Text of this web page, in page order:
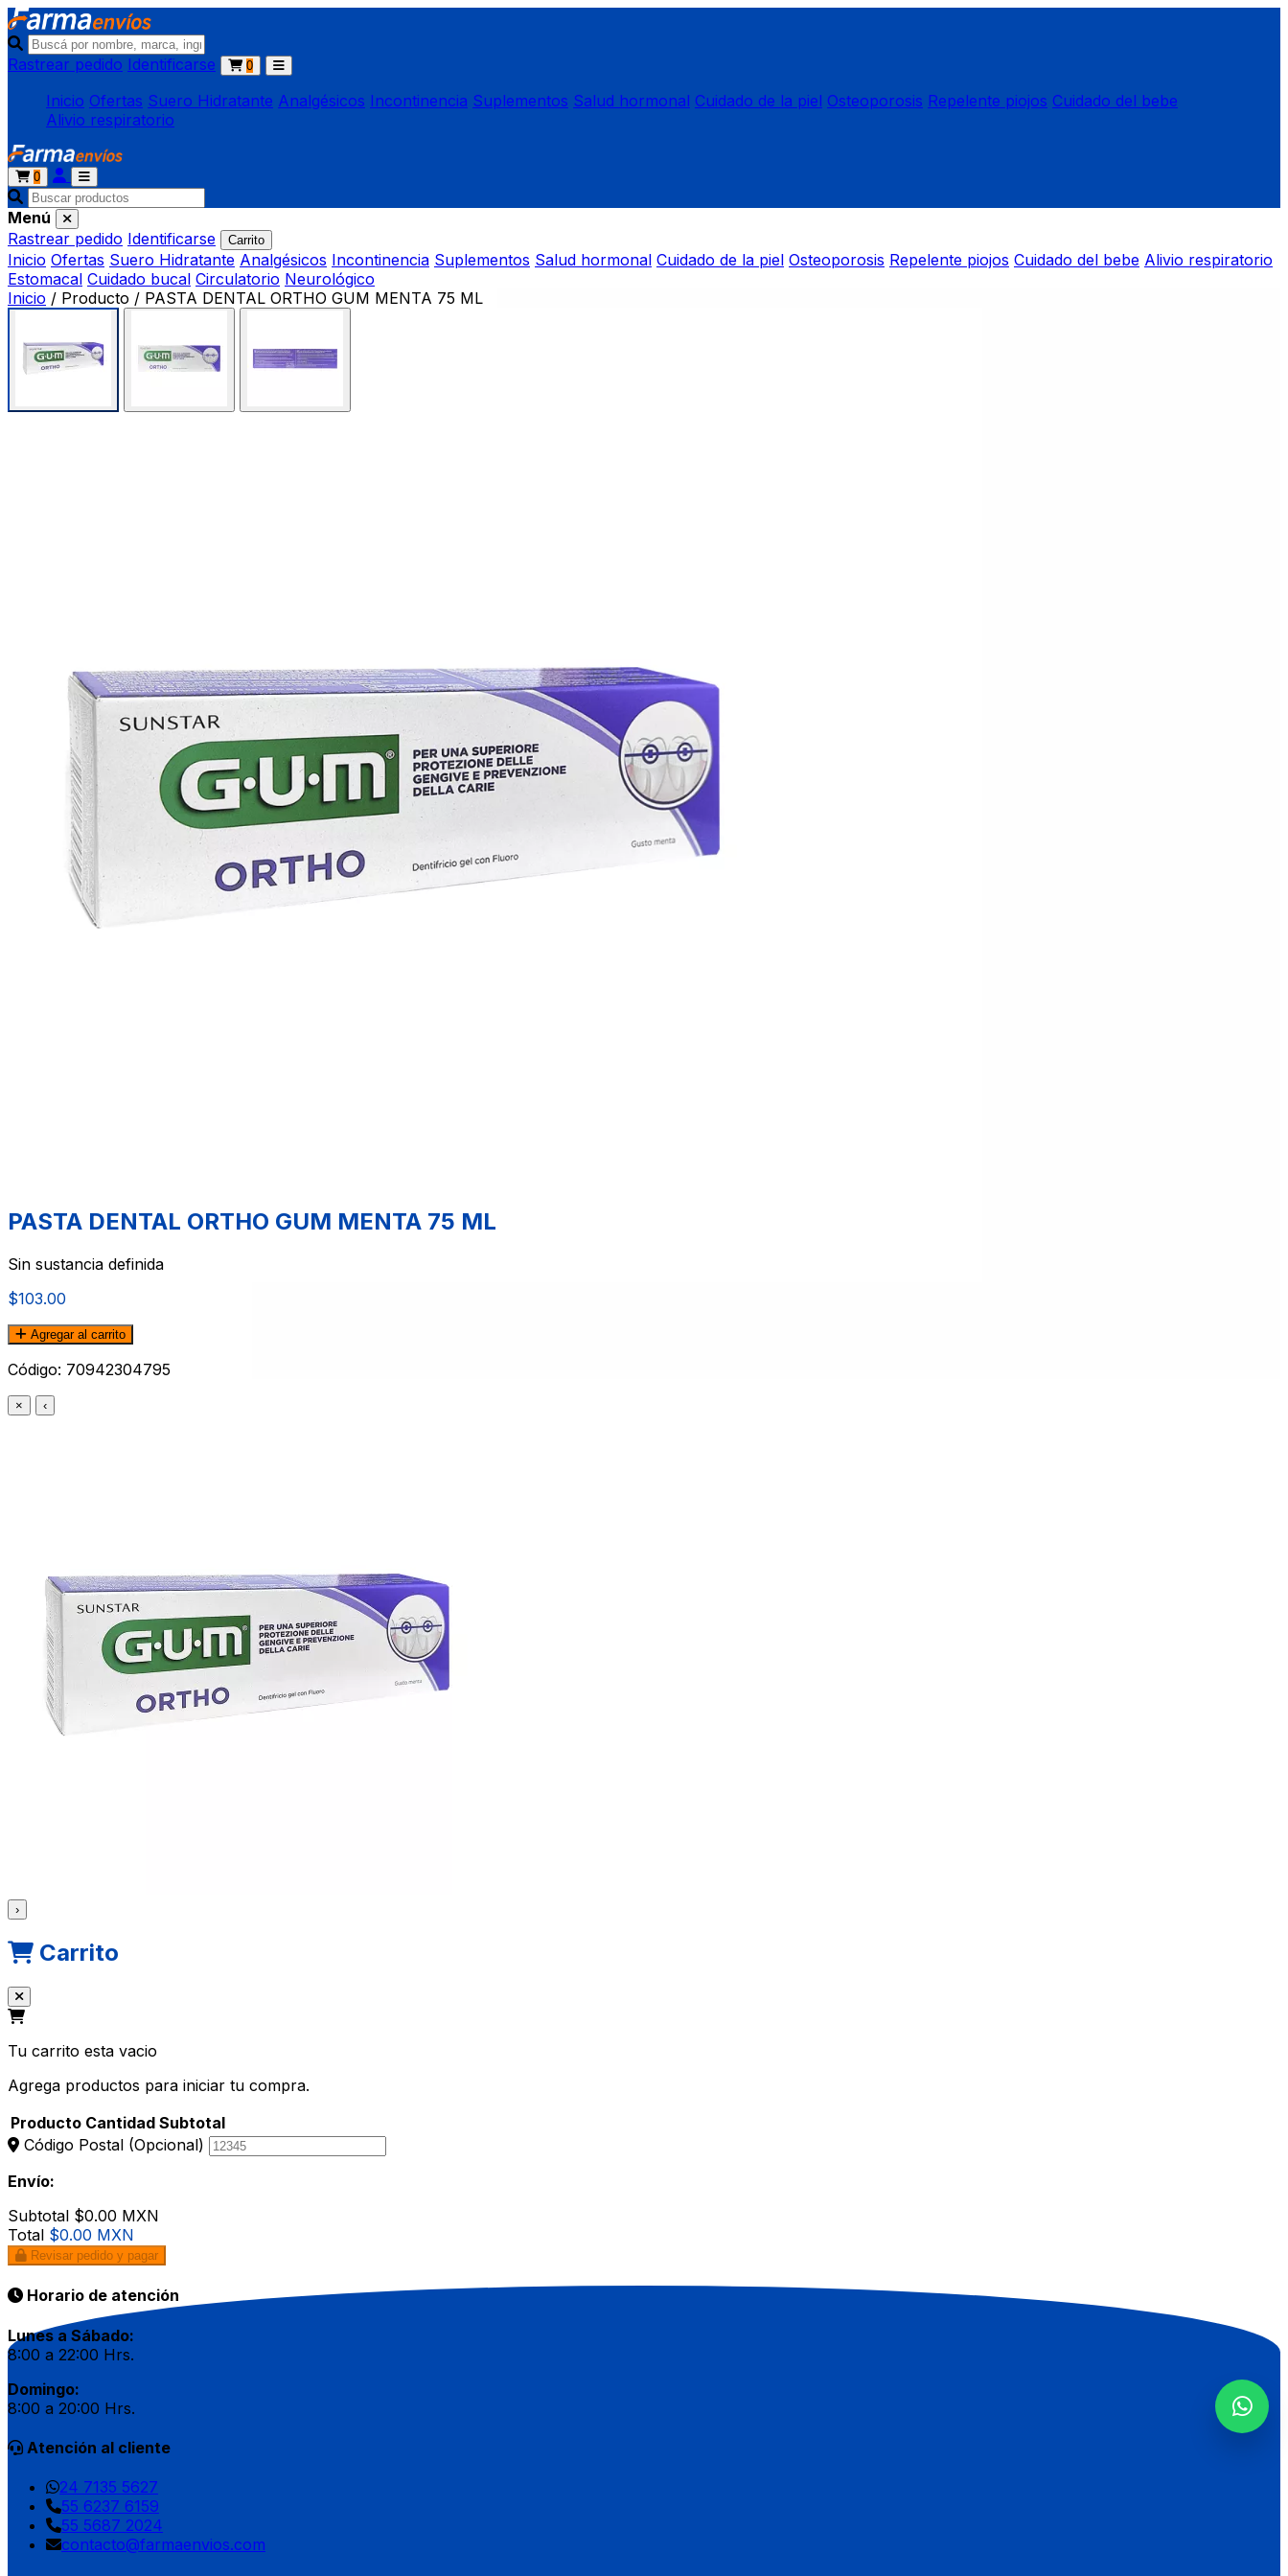
Rastrear pedido Identificarse 0
Inicio Ofertas Suero Hidratante Analgésicos Incontinencia Suplementos Salud hormonal Cuidado de la piel Osteoporosis Repelente piojos Cuidado del bebe
Alivio respiratorio
0
Menú
Rastrear pedido Identificarse Carrito
Inicio Ofertas Suero Hidratante Analgésicos Incontinencia Suplementos Salud hormonal Cuidado de la piel Osteoporosis Repelente piojos Cuidado del bebe Alivio respiratorio
Estomacal Cuidado bucal Circulatorio Neurológico
Inicio / Producto / PASTA DENTAL ORTHO GUM MENTA 75 ML
PASTA DENTAL ORTHO GUM MENTA 75 ML
Sin sustancia definida
$103.00
Agregar al carrito
Código: 70942304795
× ‹
›
Carrito
Tu carrito esta vacio
Agrega productos para iniciar tu compra.
Producto Cantidad Subtotal
Código Postal (Opcional)
Envío:
Subtotal $0.00 MXN
Total $0.00 MXN
Revisar pedido y pagar
Horario de atención
Lunes a Sábado:
8:00 a 22:00 Hrs.
Domingo:
8:00 a 20:00 Hrs.
Atención al cliente
24 7135 5627
55 6237 6159
55 5687 2024
contacto@farmaenvios.com